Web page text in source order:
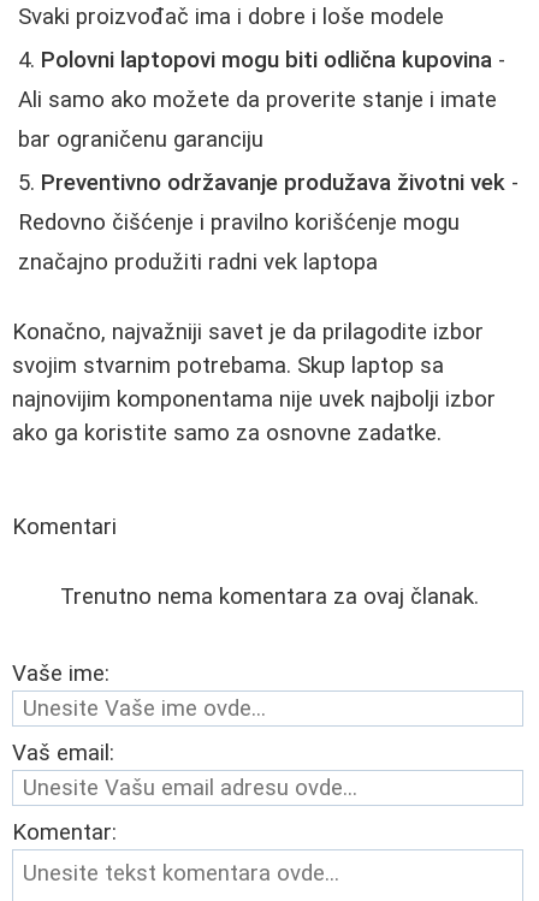
Svaki proizvođač ima i dobre i loše modele
Polovni laptopovi mogu biti odlična kupovina -
Ali samo ako možete da proverite stanje i imate
bar ograničenu garanciju
Preventivno održavanje produžava životni vek -
Redovno čišćenje i pravilno korišćenje mogu
značajno produžiti radni vek laptopa
Konačno, najvažniji savet je da prilagodite izbor
svojim stvarnim potrebama. Skup laptop sa
najnovijim komponentama nije uvek najbolji izbor
ako ga koristite samo za osnovne zadatke.
Komentari
Trenutno nema komentara za ovaj članak.
Vaše ime:
Vaš email:
Komentar: